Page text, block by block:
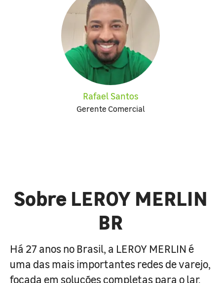
Rafael Santos
Gerente Comercial
Sobre LEROY MERLIN
BR
Há 27 anos no Brasil, a LEROY MERLIN é
uma das mais importantes redes de varejo,
focada em soluções completas para o lar.